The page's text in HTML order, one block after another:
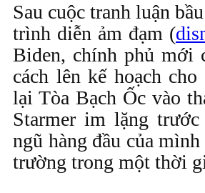
Sau cuộc tranh luận
trình diễn ảm đạm (
Biden, chính phủ mới
cách lên kế hoạch
lại Tòa Bạch Ốc vào
Starmer im lặng
ngũ hàng đầu của
trường trong một thời